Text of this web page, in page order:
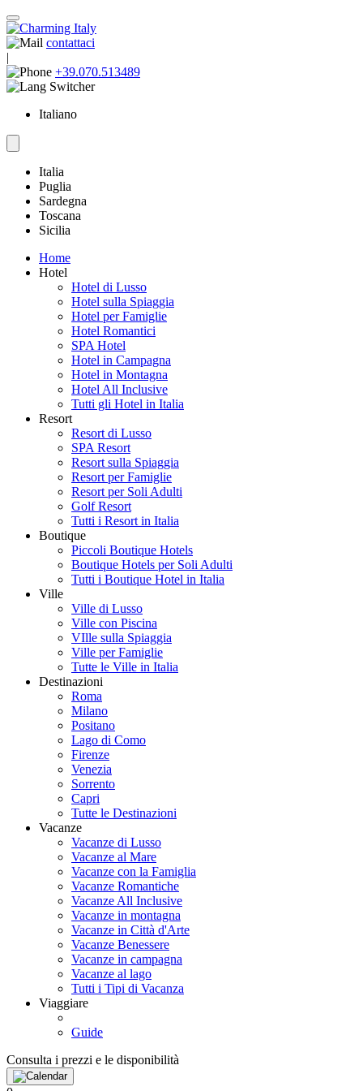
contattaci
|
+39.070.513489
Italiano
Italia
Puglia
Sardegna
Toscana
Sicilia
Home
Hotel
Hotel di Lusso
Hotel sulla Spiaggia
Hotel per Famiglie
Hotel Romantici
SPA Hotel
Hotel in Campagna
Hotel in Montagna
Hotel All Inclusive
Tutti gli Hotel in Italia
Resort
Resort di Lusso
SPA Resort
Resort sulla Spiaggia
Resort per Famiglie
Resort per Soli Adulti
Golf Resort
Tutti i Resort in Italia
Boutique
Piccoli Boutique Hotels
Boutique Hotels per Soli Adulti
Tutti i Boutique Hotel in Italia
Ville
Ville di Lusso
Ville con Piscina
VIlle sulla Spiaggia
Ville per Famiglie
Tutte le Ville in Italia
Destinazioni
Roma
Milano
Positano
Lago di Como
Firenze
Venezia
Sorrento
Capri
Tutte le Destinazioni
Vacanze
Vacanze di Lusso
Vacanze al Mare
Vacanze con la Famiglia
Vacanze Romantiche
Vacanze All Inclusive
Vacanze in montagna
Vacanze in Città d'Arte
Vacanze Benessere
Vacanze in campagna
Vacanze al lago
Tutti i Tipi di Vacanza
Viaggiare
Guide
Consulta i prezzi e le disponibilità